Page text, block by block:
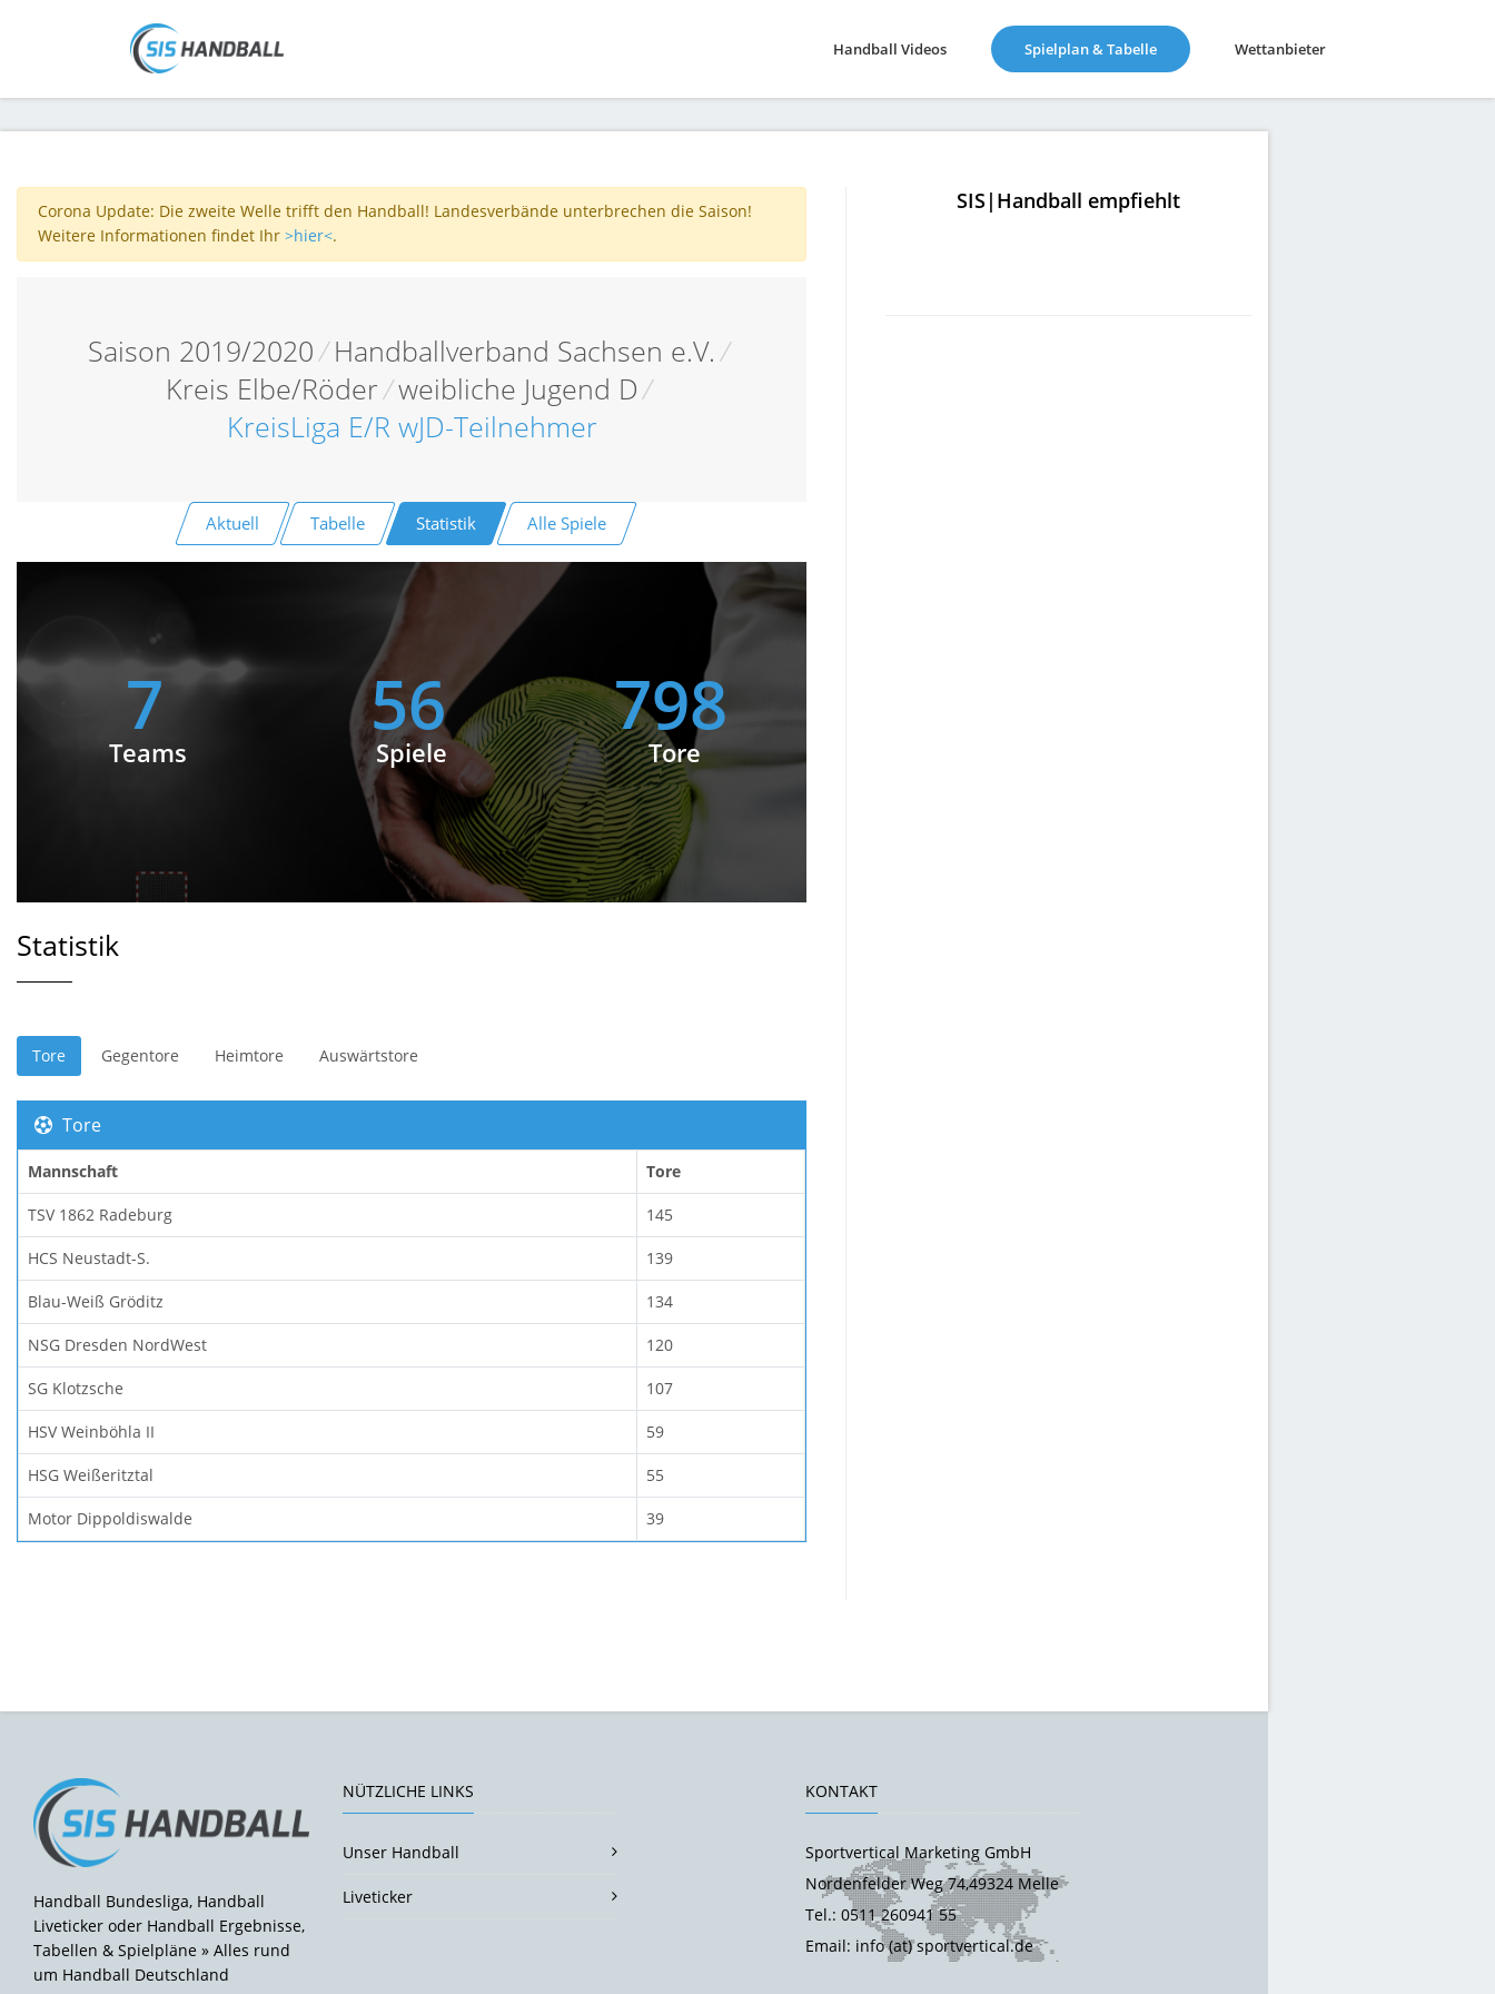
Handball Videos Spielplan & Tabelle(current) Wettanbieter
Corona Update: Die zweite Welle trifft den Handball! Landesverbände unterbrechen die Saison!
Weitere Informationen findet Ihr >hier<.
Saison 2019/2020/ Handballverband Sachsen e.V. /
Kreis Elbe/Röder/weibliche Jugend D/
KreisLiga E/R wJD-Teilnehmer
Aktuell Tabelle Statistik Alle Spiele
7
Teams
56
Spiele
798
Tore
Statistik
Tore Gegentore Heimtore Auswärtstore
Tore
Mannschaft Tore
TSV 1862 Radeburg 145
HCS Neustadt-S. 139
Blau-Weiß Gröditz 134
NSG Dresden NordWest 120
SG Klotzsche 107
HSV Weinböhla II 59
HSG Weißeritztal 55
Motor Dippoldiswalde 39
SIS|Handball empfiehlt
Handball Bundesliga, Handball
Liveticker oder Handball Ergebnisse,
Tabellen & Spielpläne » Alles rund
um Handball Deutschland
NÜTZLICHE LINKS
Unser Handball
Liveticker
KONTAKT
Sportvertical Marketing GmbH
Nordenfelder Weg 74,49324 Melle
Tel.: 0511 260941 55
Email: info (at) sportvertical.de